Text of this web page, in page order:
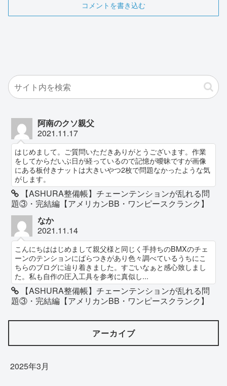
コメントを書き込む
阿南のクソ親父
2021.11.17
はじめまして。ご質問いただきありがとうございます。作業
をしてからだいぶ日が経っているので記憶が曖昧ですが画像
にある板付きナットは大きいやつ2枚で問題なかったような気
がします。
【ASHURA整備帳】チェーンテンションが乱れる問
題③・完結編【アメリカンBB・ワンピースクランク】
なか
2021.11.14
こんにちははじめまして親父様と同じく手持ちのBMXのチェ
ーンのテンションにばらつきがあり色々調べているうちにこ
ちらのブログに辿り着きました。すごいなぁと感心致しまし
た。私も自作の圧入工具を参考に真似し...
【ASHURA整備帳】チェーンテンションが乱れる問
題③・完結編【アメリカンBB・ワンピースクランク】
アーカイブ
2025年3月